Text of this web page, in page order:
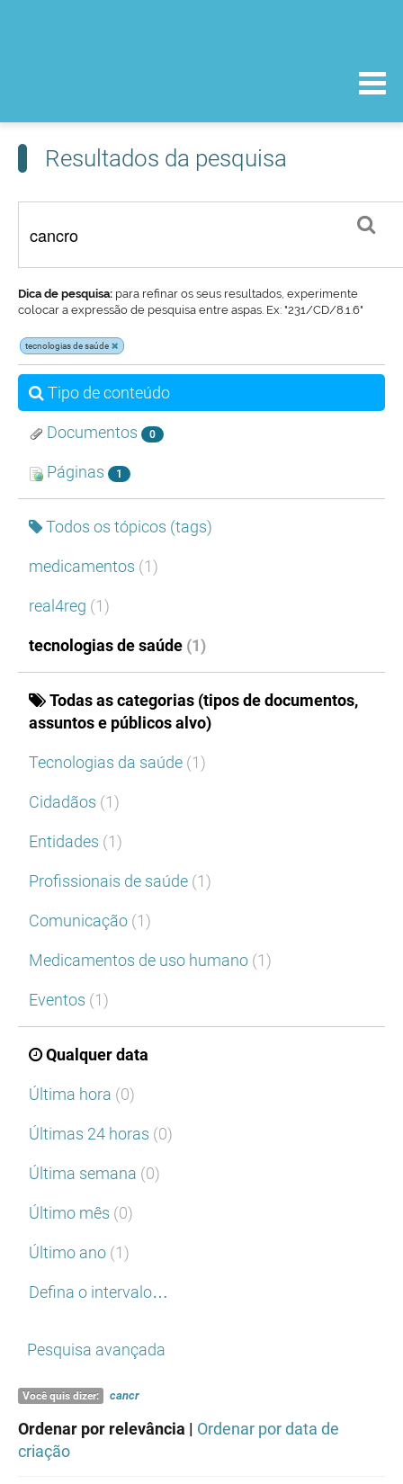
Resultados da pesquisa
Dica de pesquisa: para refinar os seus resultados, experimente
colocar a expressão de pesquisa entre aspas. Ex: "231/CD/8.1.6"
tecnologias de saúde
Tipo de conteúdo
Documentos 0
Páginas 1
Todos os tópicos (tags)
medicamentos (1)
real4reg (1)
tecnologias de saúde (1)
Todas as categorias (tipos de documentos,
assuntos e públicos alvo)
Tecnologias da saúde (1)
Cidadãos (1)
Entidades (1)
Profissionais de saúde (1)
Comunicação (1)
Medicamentos de uso humano (1)
Eventos (1)
Qualquer data
Última hora (0)
Últimas 24 horas (0)
Última semana (0)
Último mês (0)
Último ano (1)
Defina o intervalo…
Pesquisa avançada
Você quis dizer: cancr
Ordenar por relevância | Ordenar por data de
criação